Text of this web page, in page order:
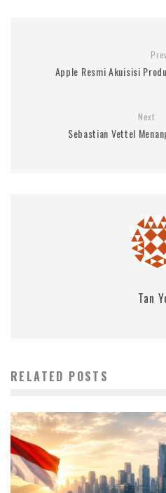
Apple Resmi Akuisisi
Next
Sebastian Vettel
Tan
RELATED POSTS